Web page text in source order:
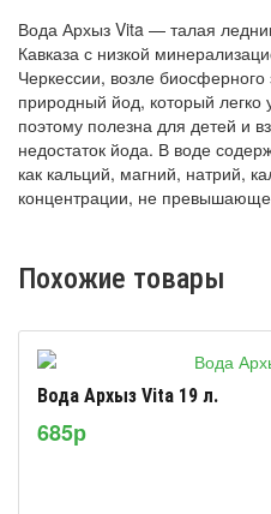
Вода Архыз Vita — талая
Кавказа с низкой
Черкессии, возле
природный йод, который легко
поэтому полезна для детей и
недостаток йода. В воде
как кальций, магний, натрий,
концентрации, не
Похожие товары
Вода Архыз Vita 19 л.
685р